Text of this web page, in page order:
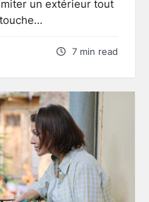
un extérieur tout
7 min read